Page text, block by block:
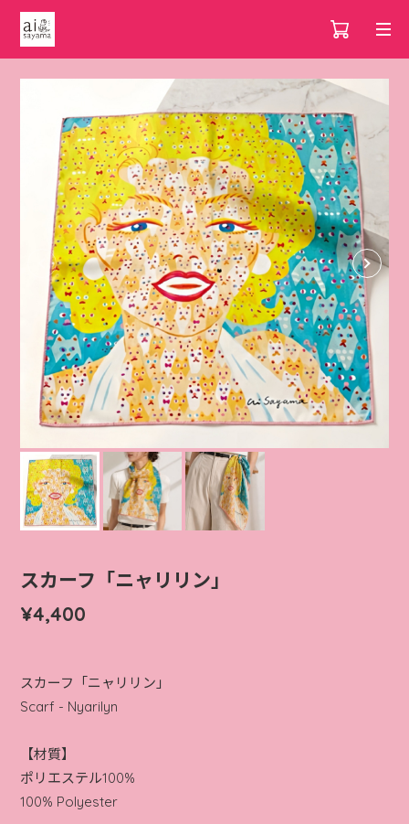
スカーフ「ニャリリン」
¥4,400
スカーフ「ニャリリン」
Scarf - Nyarilyn
【材質】
ポリエステル100%
100% Polyester